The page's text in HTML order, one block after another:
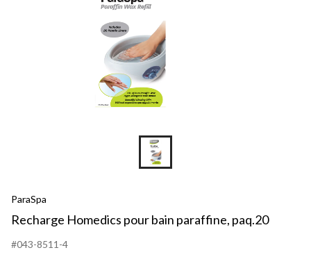
ParaSpa
Recharge Homedics pour bain paraffine, paq.20
#043-8511-4